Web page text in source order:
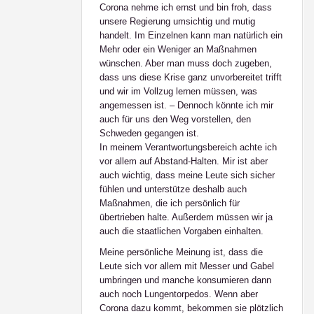
Corona nehme ich ernst und bin froh, dass
unsere Regierung umsichtig und mutig
handelt. Im Einzelnen kann man natürlich ein
Mehr oder ein Weniger an Maßnahmen
wünschen. Aber man muss doch zugeben,
dass uns diese Krise ganz unvorbereitet trifft
und wir im Vollzug lernen müssen, was
angemessen ist. – Dennoch könnte ich mir
auch für uns den Weg vorstellen, den
Schweden gegangen ist.
In meinem Verantwortungsbereich achte ich
vor allem auf Abstand-Halten. Mir ist aber
auch wichtig, dass meine Leute sich sicher
fühlen und unterstütze deshalb auch
Maßnahmen, die ich persönlich für
übertrieben halte. Außerdem müssen wir ja
auch die staatlichen Vorgaben einhalten.
Meine persönliche Meinung ist, dass die
Leute sich vor allem mit Messer und Gabel
umbringen und manche konsumieren dann
auch noch Lungentorpedos. Wenn aber
Corona dazu kommt, bekommen sie plötzlich